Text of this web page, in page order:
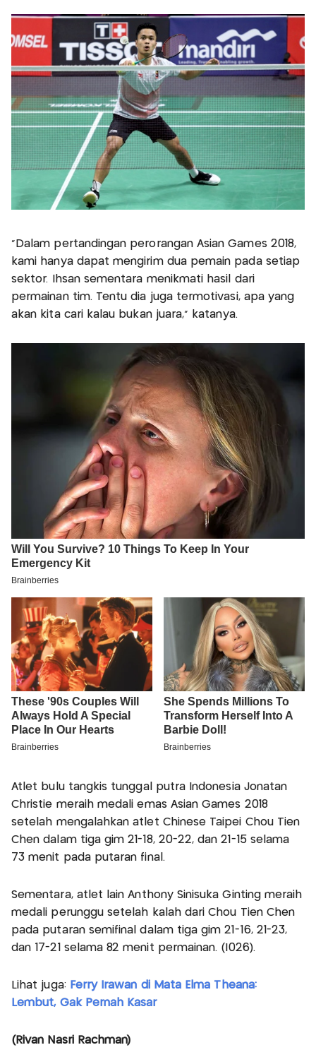
"Dalam pertandingan perorangan Asian Games 2018,
kami hanya dapat mengirim dua pemain pada setiap
sektor. Ihsan sementara menikmati hasil dari
permainan tim. Tentu dia juga termotivasi, apa yang
akan kita cari kalau bukan juara," katanya.
Atlet bulu tangkis tunggal putra Indonesia Jonatan
Christie meraih medali emas Asian Games 2018
setelah mengalahkan atlet Chinese Taipei Chou Tien
Chen dalam tiga gim 21-18, 20-22, dan 21-15 selama
73 menit pada putaran final.
Sementara, atlet lain Anthony Sinisuka Ginting meraih
medali perunggu setelah kalah dari Chou Tien Chen
pada putaran semifinal dalam tiga gim 21-16, 21-23,
dan 17-21 selama 82 menit permainan. (I026).
Lihat juga: Ferry Irawan di Mata Elma Theana:
Lembut, Gak Pernah Kasar
(Rivan Nasri Rachman)